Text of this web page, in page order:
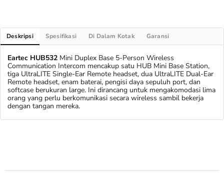
Deskripsi Spesifikasi Di Dalam Kotak Garansi
Eartec HUB532 Mini Duplex Base 5-Person Wireless
Communication Intercom mencakup satu HUB Mini Base Station,
tiga UltraLITE Single-Ear Remote headset, dua UltraLITE Dual-Ear
Remote headset, enam baterai, pengisi daya sepuluh port, dan
softcase berukuran large. Ini dirancang untuk mengakomodasi lima
orang yang perlu berkomunikasi secara wireless sambil bekerja
dengan tangan mereka.